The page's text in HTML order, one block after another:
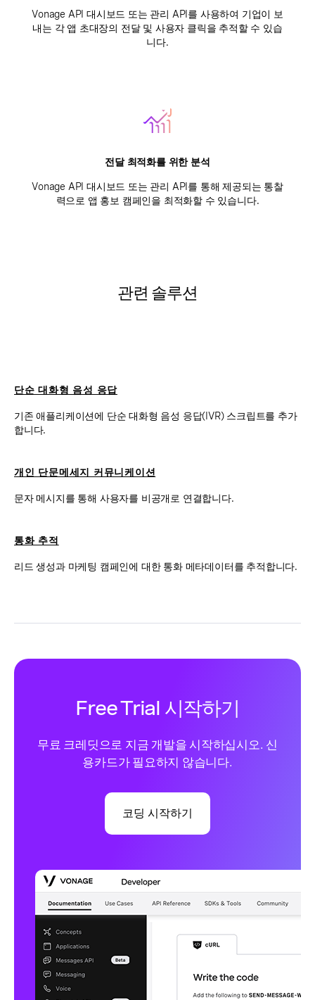
Vonage API 대시보드 또는 관리 API를 사용하여 기업이 보
내는 각 앱 초대장의 전달 및 사용자 클릭을 추적할 수 있습
니다.
전달 최적화를 위한 분석
Vonage API 대시보드 또는 관리 API를 통해 제공되는 통찰
력으로 앱 홍보 캠페인을 최적화할 수 있습니다.
관련 솔루션
단순 대화형 음성 응답
기존 애플리케이션에 단순 대화형 음성 응답(IVR) 스크립트를 추가
합니다.
개인 단문메세지 커뮤니케이션
문자 메시지를 통해 사용자를 비공개로 연결합니다.
통화 추적
리드 생성과 마케팅 캠페인에 대한 통화 메타데이터를 추적합니다.
Free Trial 시작하기
무료 크레딧으로 지금 개발을 시작하십시오. 신
용카드가 필요하지 않습니다.
코딩 시작하기